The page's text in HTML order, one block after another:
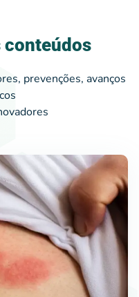
conteúdos
prevenções, avanços